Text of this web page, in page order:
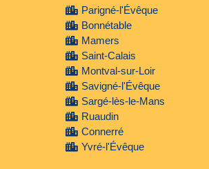
Parigné-l'Évêque
Bonnétable
Mamers
Saint-Calais
Montval-sur-Loir
Savigné-l'Évêque
Sargé-lès-le-Mans
Ruaudin
Connerré
Yvré-l'Évêque